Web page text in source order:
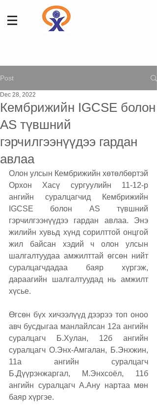
Post
Кембрижийн IGCSE болон
AS түвшний
гэрчилгээнүүдээ гардан
авлаа
Dec 28, 2022
Олон улсын Кембрижийн хөтөлбөртэй
Орхон Хасү сургуулийн 11-12-р
ангийн суралцагчид Кембрижийн
IGCSE болон AS түвшний
гэрчилгээнүүдээ гардан авлаа. Энэ
жилийн хувьд хүнд сорилттой онцгой
жил байсан хэдий ч олон улсын
шалгалтуудаа амжилттай өгсөн нийт
суралцагчдадаа баяр хүргэж,
дараагийн шалгалтуудад нь амжилт
хүсье.
Өгсөн бүх хичээлүүд дээрээ топ оноо
авч бусдыгаа манлайлсан 12а ангийн
суралцагч Б.Хулан, 12б ангийн
суралцагч О.Энх-Амгалан, Б.Энхжин,
11а ангийн суралцагч
Б.Дүүрэнжаргал, М.Энхсоёл, 11б
ангийн суралцагч А.Ану нартаа мөн
баяр хүргэе.